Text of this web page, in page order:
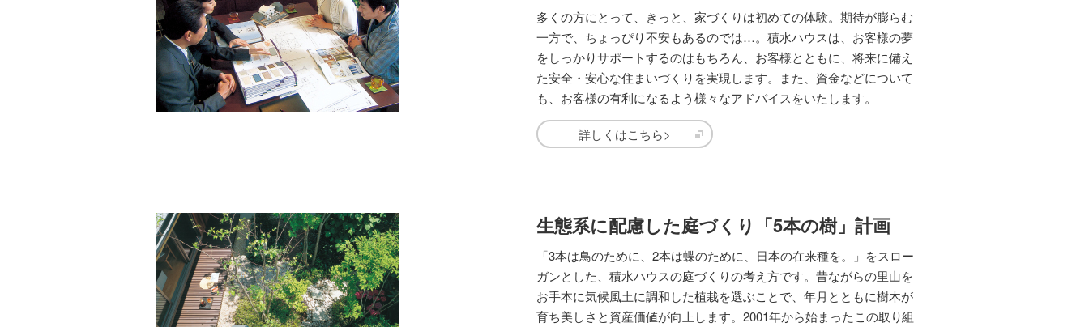
多くの方にとって、きっと、家づくりは初めての体験。期待が膨らむ
一方で、ちょっぴり不安もあるのでは…。積水ハウスは、お客様の夢
をしっかりサポートするのはもちろん、お客様とともに、将来に備え
た安全・安心な住まいづくりを実現します。また、資金などについて
も、お客様の有利になるよう様々なアドバイスをいたします。
詳しくはこちら>
生態系に配慮した庭づくり「5本の樹」計画
「3本は鳥のために、2本は蝶のために、日本の在来種を。」をスロー
ガンとした、積水ハウスの庭づくりの考え方です。昔ながらの里山を
お手本に気候風土に調和した植栽を選ぶことで、年月とともに樹木が
育ち美しさと資産価値が向上します。2001年から始まったこの取り組